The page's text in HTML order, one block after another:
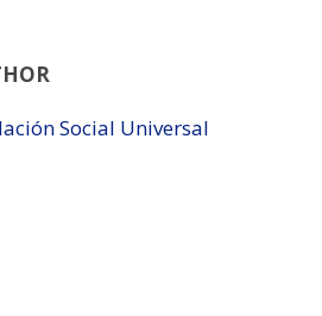
Social Universal